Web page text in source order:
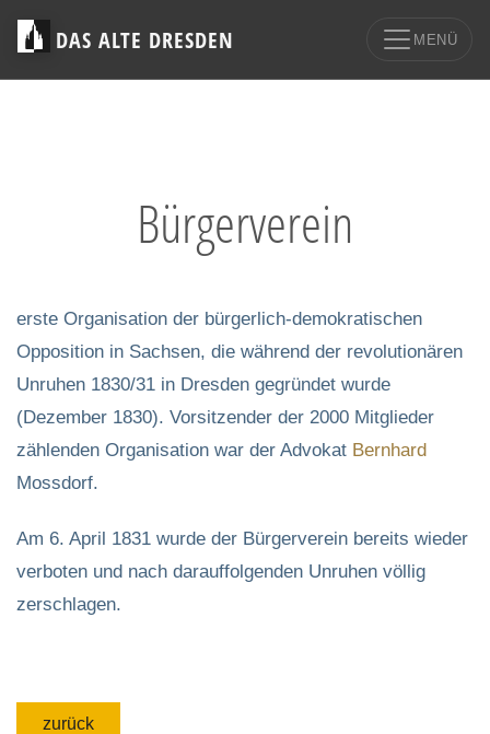
DAS ALTE DRESDEN MENÜ
Bürgerverein
erste Organisation der bürgerlich-demokratischen
Opposition in Sachsen, die während der revolutionären
Unruhen 1830/31 in Dresden gegründet wurde
(Dezember 1830). Vorsitzender der 2000 Mitglieder
zählenden Organisation war der Advokat Bernhard
Mossdorf.
Am 6. April 1831 wurde der Bürgerverein bereits wieder
verboten und nach darauffolgenden Unruhen völlig
zerschlagen.
zurück